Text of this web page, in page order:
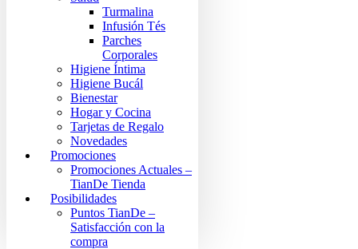
Turmalina
Infusión Tés
Parches
Corporales
Higiene Íntima
Higiene Bucál
Bienestar
Hogar y Cocina
Tarjetas de Regalo
Novedades
Promociones
Promociones Actuales –
TianDe Tienda
Posibilidades
Puntos TianDe –
Satisfacción con la
compra